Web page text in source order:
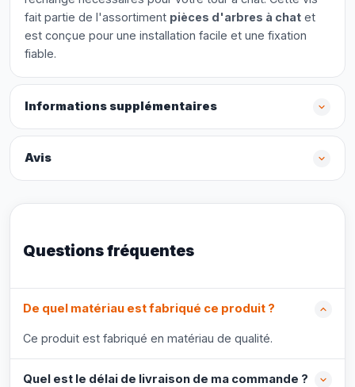
fait partie de l'assortiment pièces d'arbres à chat et
est conçue pour une installation facile et une fixation
fiable.
Informations supplémentaires
Avis
Questions fréquentes
De quel matériau est fabriqué ce produit ?
Ce produit est fabriqué en matériau de qualité.
Quel est le délai de livraison de ma commande ?